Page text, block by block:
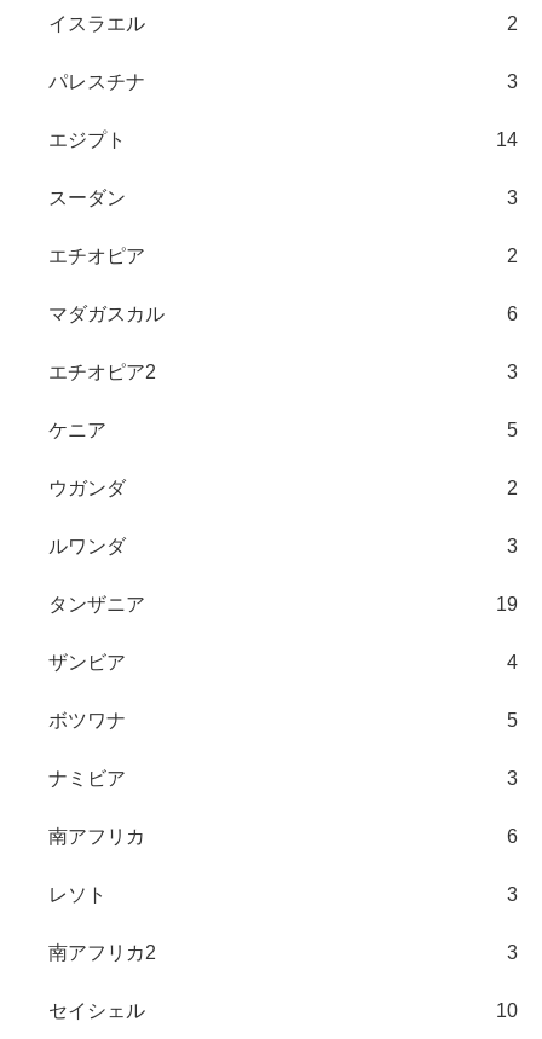
イスラエル 2
パレスチナ 3
エジプト 14
スーダン 3
エチオピア 2
マダガスカル 6
エチオピア2 3
ケニア 5
ウガンダ 2
ルワンダ 3
タンザニア 19
ザンビア 4
ボツワナ 5
ナミビア 3
南アフリカ 6
レソト 3
南アフリカ2 3
セイシェル 10